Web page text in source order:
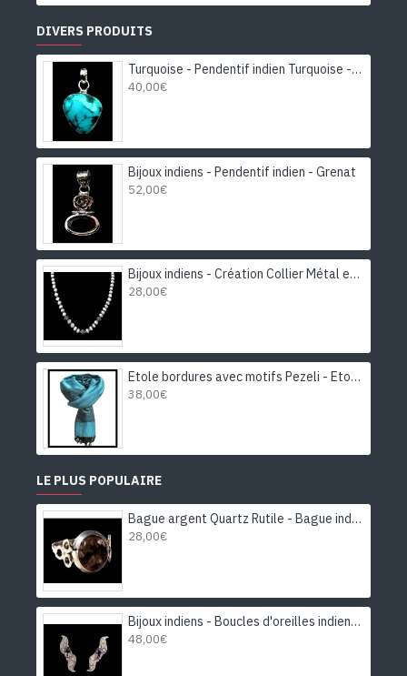
DIVERS PRODUITS
Turquoise - Pendentif indien Turquoise - Bijoux Inde
40,00€
Bijoux indiens - Pendentif indien - Grenat
52,00€
Bijoux indiens - Création Collier Métal et Pierre de Lune
28,00€
Etole bordures avec motifs Pezeli - Etole indienne
38,00€
LE PLUS POPULAIRE
Bague argent Quartz Rutile - Bague indienne - Bijoux indiens
28,00€
Bijoux indiens - Boucles d'oreilles indiennes rhodiées Améthyste
48,00€